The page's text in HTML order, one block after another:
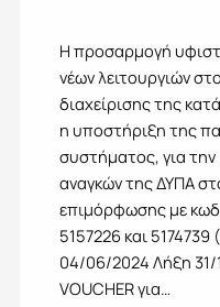
Η προσαρμογή
νέων λειτουργιών
διαχείρισης της
η υποστήριξη της
συστήματος, για
αναγκών της ΔΥΠΑ
επιμόρφωσης με
5157226 και
04/06/2024 Λήξη
VOUCHER για…